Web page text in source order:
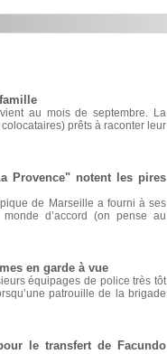
au mois de septembre. La
prêts à raconter leur
Provence" notent les pires
de Marseille a fourni à ses
d’accord (on pense au
en garde à vue
équipages de police très tôt
patrouille de la brigade
le transfert de Facundo